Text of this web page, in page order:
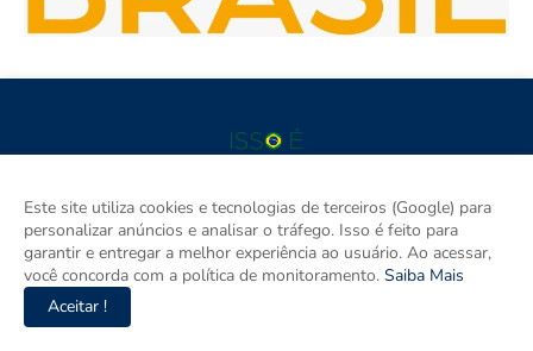
Isso é Brasil é seu site de notícias e um espaço para discutir as
Regiões do Brasil. Aqui tem informação de verdade com
imparcialidade. Os principais temas são política, cidades e
empreendedorismo. DRT 0010556/DF.
Este site utiliza cookies e tecnologias de terceiros (Google) para
personalizar anúncios e analisar o tráfego. Isso é feito para
garantir e entregar a melhor experiência ao usuário. Ao acessar,
você concorda com a política de monitoramento. Saiba Mais
Aceitar !